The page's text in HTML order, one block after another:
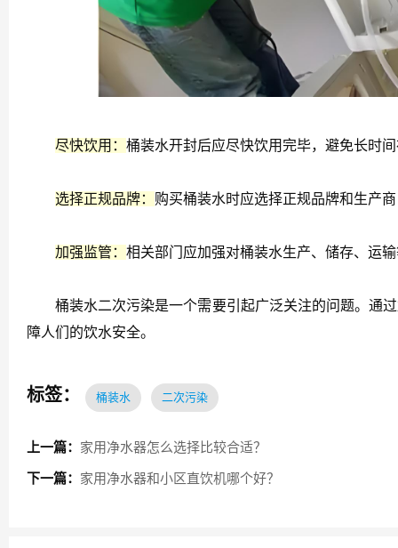
尽快饮用： 桶装水开封后应尽快饮用完毕，避免长时
选择正规品牌： 购买桶装水时应选择正规品牌和生产
加强监管： 相关部门应加强对桶装水生产、储存、运
桶装水二次污染是一个需要引起广泛关注的问题。通过
障人们的饮水安全。
标签： 桶装水 二次污染
上一篇： 家用净水器怎么选择比较合适？
下一篇： 家用净水器和小区直饮机哪个好？